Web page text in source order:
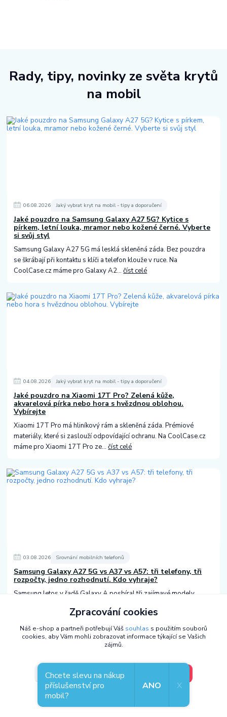
Rady, tipy, novinky ze světa krytů
na mobil
06.08.2026 Jaký vybrat kryt na mobil - tipy a doporučení
Jaké pouzdro na Samsung Galaxy A27 5G? Kytice s
pírkem, letní louka, mramor nebo kožené černé. Vyberte
si svůj styl
Samsung Galaxy A27 5G má lesklá skleněná záda. Bez pouzdra
se škrábají při kontaktu s klíči a telefon klouže v ruce. Na
CoolCase.cz máme pro Galaxy A2...číst celé
04.08.2026 Jaký vybrat kryt na mobil - tipy a doporučení
Jaké pouzdro na Xiaomi 17T Pro? Zelená kůže,
akvarelová pírka nebo hora s hvězdnou oblohou.
Vybírejte
Xiaomi 17T Pro má hliníkový rám a skleněná záda. Prémiové
materiály, které si zaslouží odpovídající ochranu. Na CoolCase.cz
máme pro Xiaomi 17T Pro ze...číst celé
03.08.2026 Srovnání mobilních telefonů
Samsung Galaxy A27 5G vs A37 vs A57: tři telefony, tři
rozpočty, jedno rozhodnutí. Kdo vyhraje?
Samsung letos v řadě Galaxy A posbíral tři zajímavé modely.
Galaxy A37 přináší IP68 a osv...číst celé
Zpracování cookies
Náš e-shop a partneři potřebují Váš souhlas s použitím souborů
cookies, aby Vám mohli zobrazovat informace týkající se Vašich
zájmů.
Nastavení V pořádku, jdu si vybrat
Souhlas můžete odmítnout
Chcete slevu na nákup
příslušenství pro
mobil?
ANO X